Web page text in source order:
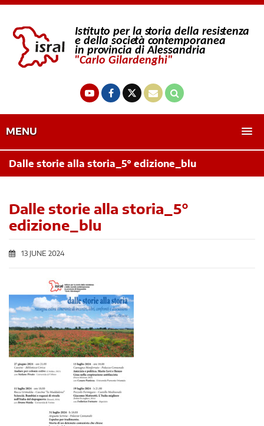
MENU
Dalle storie alla storia_5° edizione_blu
Dalle storie alla storia_5°
edizione_blu
13 JUNE 2024